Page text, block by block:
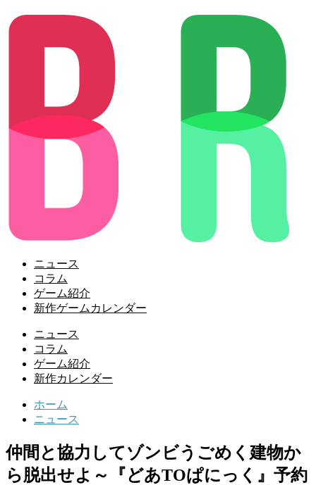
ニュース
コラム
ゲーム紹介
新作ゲームカレンダー
ニュース
コラム
ゲーム紹介
新作カレンダー
ホーム
ニュース
仲間と協力してゾンビうごめく建物か
ら脱出せよ～『どあTOぱにっく』予約